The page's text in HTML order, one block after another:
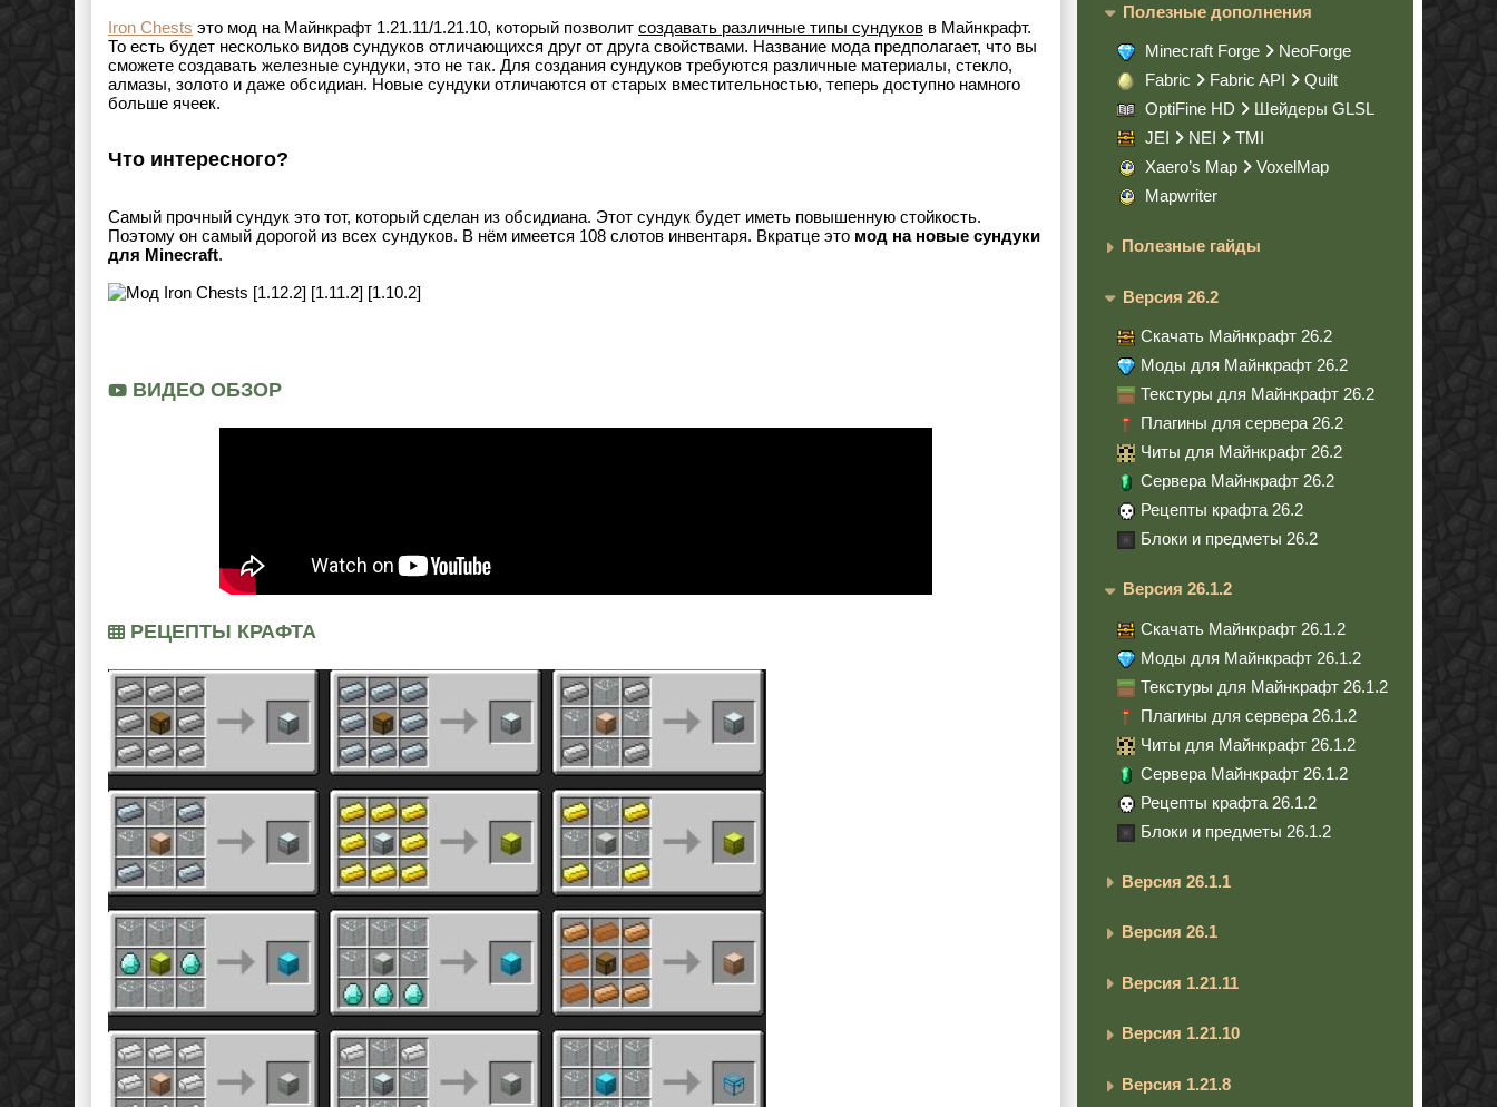
Iron Chests это мод на Майнкрафт 1.21.11/1.21.10, который позволит создавать различные типы сундуков в Майнкрафт.
То есть будет несколько видов сундуков отличающихся друг от друга свойствами. Название мода предполагает, что вы
сможете создавать железные сундуки, это не так. Для создания сундуков требуются различные материалы, стекло,
алмазы, золото и даже обсидиан. Новые сундуки отличаются от старых вместительностью, теперь доступно намного
больше ячеек.
Что интересного?
Самый прочный сундук это тот, который сделан из обсидиана. Этот сундук будет иметь повышенную стойкость.
Поэтому он самый дорогой из всех сундуков. В нём имеется 108 слотов инвентаря. Вкратце это мод на новые сундуки
для Minecraft.
ВИДЕО ОБЗОР
РЕЦЕПТЫ КРАФТА
Полезные дополнения
Minecraft Forge
NeoForge
Fabric
Fabric API
Quilt
OptiFine HD
Шейдеры GLSL
JEI
NEI
TMI
Xaero’s Map
VoxelMap
Mapwriter
Полезные гайды
Версия 26.2
Скачать Майнкрафт 26.2
Моды для Майнкрафт 26.2
Текстуры для Майнкрафт 26.2
Плагины для сервера 26.2
Читы для Майнкрафт 26.2
Сервера Майнкрафт 26.2
Рецепты крафта 26.2
Блоки и предметы 26.2
Версия 26.1.2
Скачать Майнкрафт 26.1.2
Моды для Майнкрафт 26.1.2
Текстуры для Майнкрафт 26.1.2
Плагины для сервера 26.1.2
Читы для Майнкрафт 26.1.2
Сервера Майнкрафт 26.1.2
Рецепты крафта 26.1.2
Блоки и предметы 26.1.2
Версия 26.1.1
Версия 26.1
Версия 1.21.11
Версия 1.21.10
Версия 1.21.8